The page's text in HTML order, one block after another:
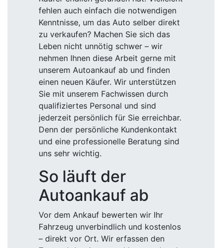
fehlen auch einfach die notwendigen
Kenntnisse, um das Auto selber direkt
zu verkaufen? Machen Sie sich das
Leben nicht unnötig schwer – wir
nehmen Ihnen diese Arbeit gerne mit
unserem Autoankauf ab und finden
einen neuen Käufer. Wir unterstützen
Sie mit unserem Fachwissen durch
qualifiziertes Personal und sind
jederzeit persönlich für Sie erreichbar.
Denn der persönliche Kundenkontakt
und eine professionelle Beratung sind
uns sehr wichtig.
So läuft der
Autoankauf ab
Vor dem Ankauf bewerten wir Ihr
Fahrzeug unverbindlich und kostenlos
– direkt vor Ort. Wir erfassen den